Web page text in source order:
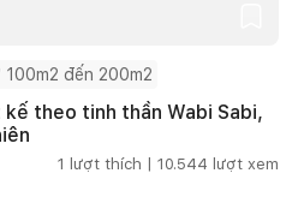
100m2 đến 200m2
theo tinh thần Wabi Sabi,
1 lượt thích | 10.544 lượt xem